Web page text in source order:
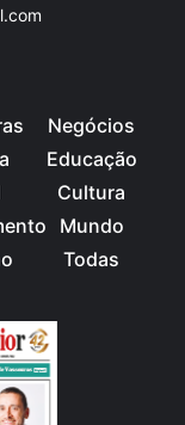
Negócios
Educação
Cultura
Mundo
Todas